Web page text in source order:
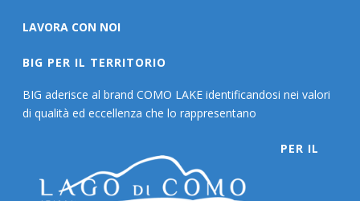
LAVORA CON NOI
BIG PER IL TERRITORIO
BIG aderisce al brand COMO LAKE identificandosi nei valori
di qualità ed eccellenza che lo rappresentano
PER IL